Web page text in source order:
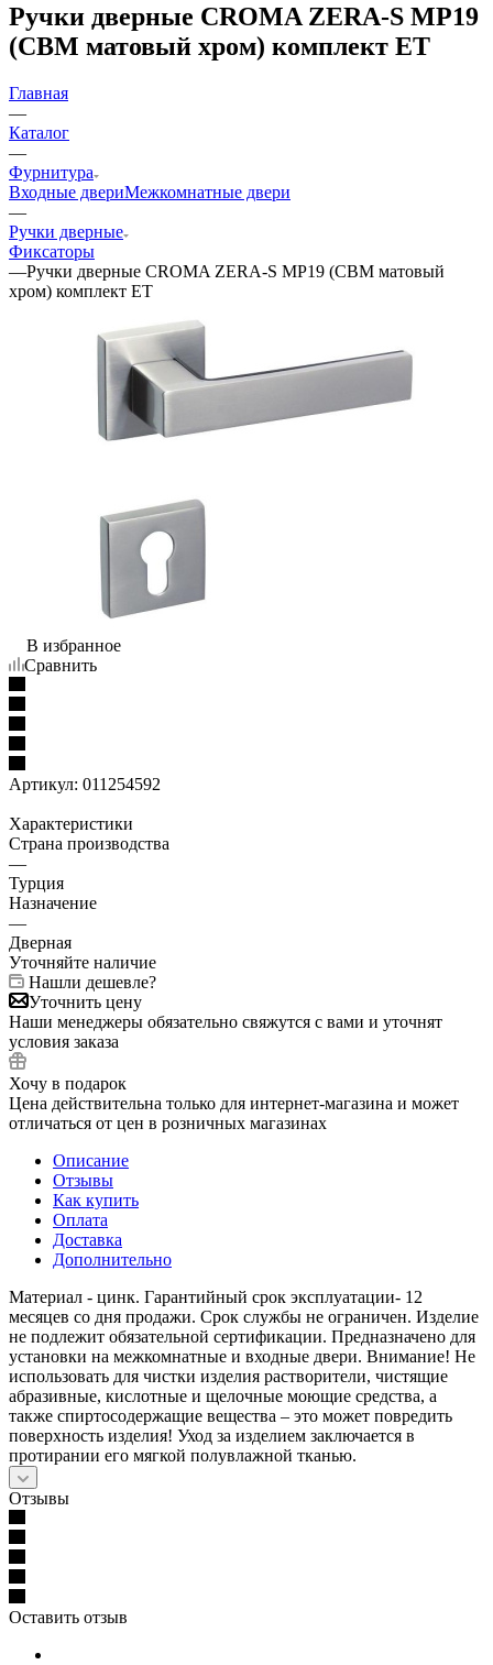
Ручки дверные CROMA ZERA-S MP19
(CBM матовый хром) комплект ET
Главная
—
Каталог
—
Фурнитура
Входные двериМежкомнатные двери
—
Ручки дверные
Фиксаторы
—Ручки дверные CROMA ZERA-S MP19 (CBM матовый
хром) комплект ET
В избранное
Сравнить
Артикул: 011254592
Характеристики
Страна производства
—
Турция
Назначение
—
Дверная
Уточняйте наличие
Нашли дешевле?
Уточнить цену
Наши менеджеры обязательно свяжутся с вами и уточнят
условия заказа
Хочу в подарок
Цена действительна только для интернет-магазина и может
отличаться от цен в розничных магазинах
Описание
Отзывы
Как купить
Оплата
Доставка
Дополнительно
Материал - цинк. Гарантийный срок эксплуатации- 12
месяцев со дня продажи. Срок службы не ограничен. Изделие
не подлежит обязательной сертификации. Предназначено для
установки на межкомнатные и входные двери. Внимание! Не
использовать для чистки изделия растворители, чистящие
абразивные, кислотные и щелочные моющие средства, а
также спиртосодержащие вещества – это может повредить
поверхность изделия! Уход за изделием заключается в
протирании его мягкой полувлажной тканью.
Отзывы
Оставить отзыв